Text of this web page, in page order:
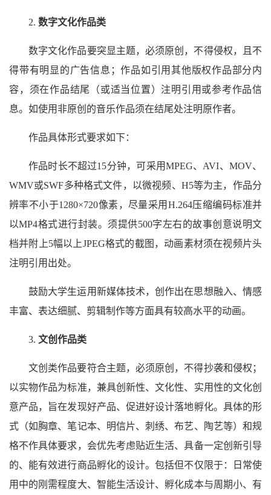
2. 数字文化作品类
数字文化作品要突显主题，必须原创，不得侵权，且不
得带有明显的广告信息；作品如引用其他版权作品部分内
容，须在作品结尾（或适当位置）注明引用或参考作品信
息。如使用非原创的音乐作品须在结尾处注明原作者。
作品具体形式要求如下：
作品时长不超过15分钟，可采用MPEG、AVI、MOV、
WMV或SWF多种格式文件，以微视频、H5等为主，作品分
辨率不小于1280×720像素，尽量采用H.264压缩编码标准并
以MP4格式进行封装。须提供500字左右的故事创意说明文
档并附上5幅以上JPEG格式的截图，动画素材须在视频片头
注明引用出处。
鼓励大学生运用新媒体技术，创作出在思想融入、情感
丰富、表达细腻、剪辑制作等方面具有较高水平的动画。
3. 文创作品类
文创类作品要符合主题，必须原创，不得抄袭和侵权；
以实物作品为标准，兼具创新性、文化性、实用性的文化创
意产品，旨在发现好产品、促进好设计落地孵化。具体的形
式（如胸章、笔记本、明信片、刺绣、布艺、陶艺等）和规
格不作具体要求，会优先考虑贴近生活、具备一定创新引导
的、能有效进行商品孵化的设计。包括但不仅限于：日常使
用中的刚需程度大、智能生活设计、孵化成本与周期小、有